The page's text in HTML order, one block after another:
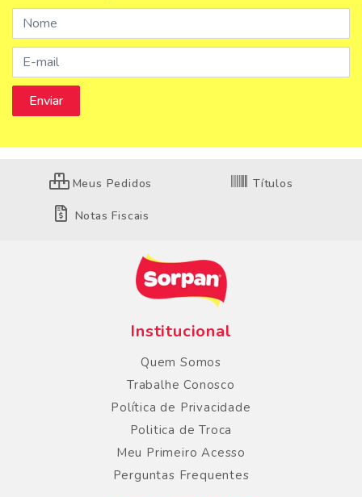
Meus Pedidos Títulos
Notas Fiscais
Institucional
Quem Somos
Trabalhe Conosco
Política de Privacidade
Politica de Troca
Meu Primeiro Acesso
Perguntas Frequentes